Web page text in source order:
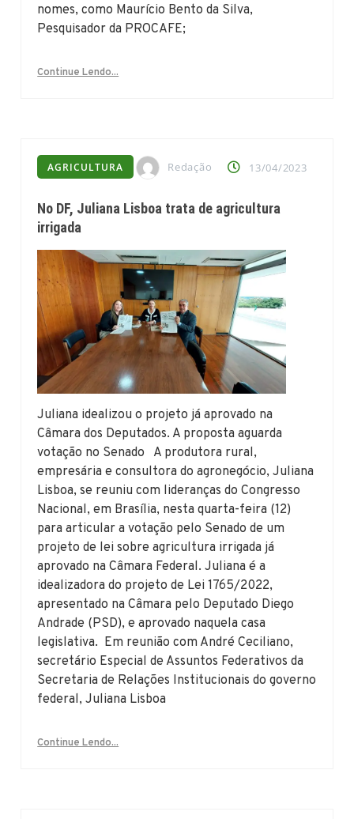
nomes, como Maurício Bento da Silva,
Pesquisador da PROCAFE;
Continue Lendo...
AGRICULTURA Redação 13/04/2023
No DF, Juliana Lisboa trata de agricultura
irrigada
Juliana idealizou o projeto já aprovado na
Câmara dos Deputados. A proposta aguarda
votação no Senado A produtora rural,
empresária e consultora do agronegócio, Juliana
Lisboa, se reuniu com lideranças do Congresso
Nacional, em Brasília, nesta quarta-feira (12)
para articular a votação pelo Senado de um
projeto de lei sobre agricultura irrigada já
aprovado na Câmara Federal. Juliana é a
idealizadora do projeto de Lei 1765/2022,
apresentado na Câmara pelo Deputado Diego
Andrade (PSD), e aprovado naquela casa
legislativa. Em reunião com André Ceciliano,
secretário Especial de Assuntos Federativos da
Secretaria de Relações Institucionais do governo
federal, Juliana Lisboa
Continue Lendo...